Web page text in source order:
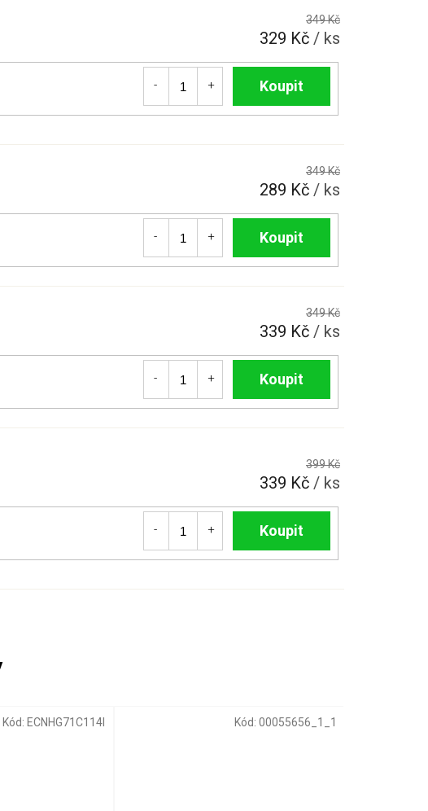
Kód: ECNHG71C114I Kód: 00055656_1_1
349 Kč
329 Kč / ks
Do košíku
349 Kč
289 Kč / ks
Do košíku
349 Kč
339 Kč / ks
Do košíku
399 Kč
339 Kč / ks
Do košíku